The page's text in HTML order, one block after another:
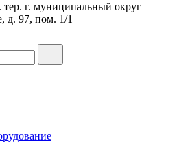
г. муниципальный округ
д. 97, пом. 1/1